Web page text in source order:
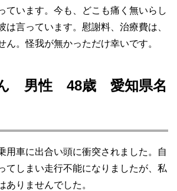
ています。今も、どこも痛く無いらし
は言っています。慰謝料、治療費は、
ん。怪我が無かっただけ幸いです。
男性 48歳 愛知県名
用車に出合い頭に衝突されました。自
てしまい走行不能になりましたが、私
ありませんでした。